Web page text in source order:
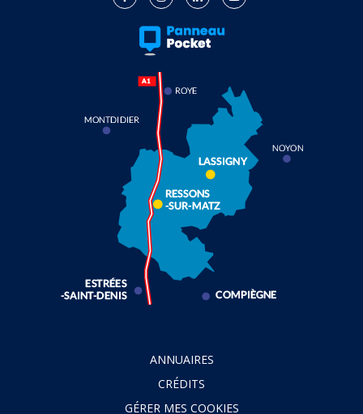
Lien
compte
Lien
le
compte
Lien
le
compte
Lien
ANNUAIRES
CRÉDITS
GÉRER MES COOKIES